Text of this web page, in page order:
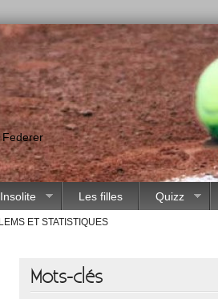
Federer
Insolite Les filles Quizz
ET STATISTIQUES
Mots-clés